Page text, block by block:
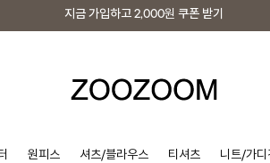
지금 가입하고 2,000원 쿠폰 받기
원피스 셔츠/블라우스 티셔츠 니트/가디